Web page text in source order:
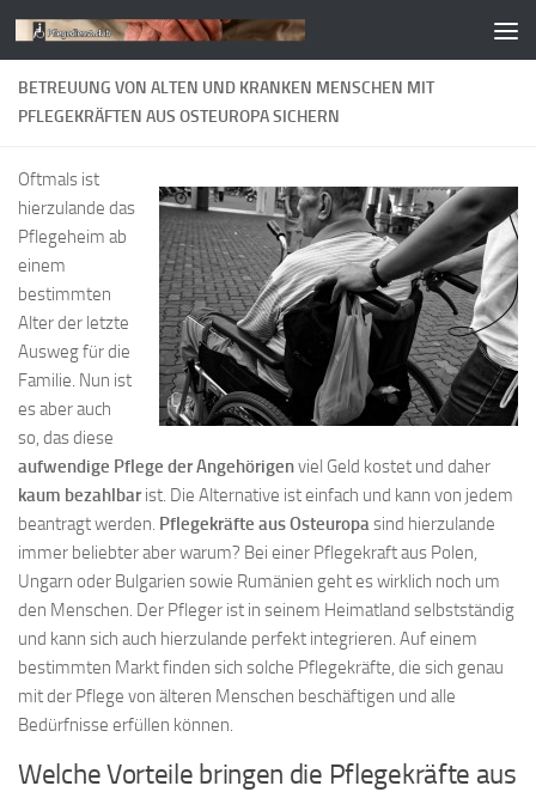
Zum Inhalt springen
BETREUUNG VON ALTEN UND KRANKEN MENSCHEN MIT
PFLEGEKRÄFTEN AUS OSTEUROPA SICHERN
Oftmals ist
hierzulande das
Pflegeheim ab
einem
bestimmten
Alter der letzte
Ausweg für die
Familie. Nun ist
es aber auch
so, das diese
aufwendige Pflege der Angehörigenviel Geld kostet und daher
kaum bezahlbarist. Die Alternative ist einfach und kann von jedem
beantragt werden. Pflegekräfte aus Osteuropasind hierzulande
immer beliebter aber warum? Bei einer Pflegekraft aus Polen,
Ungarn oder Bulgarien sowie Rumänien geht es wirklich noch um
den Menschen. Der Pfleger ist in seinem Heimatland selbstständig
und kann sich auch hierzulande perfekt integrieren. Auf einem
bestimmten Markt finden sich solche Pflegekräfte, die sich genau
mit der Pflege von älteren Menschen beschäftigen und alle
Bedürfnisse erfüllen können.
Welche Vorteile bringen die Pflegekräfte aus